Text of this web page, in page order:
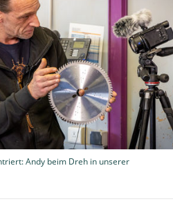
Andy beim Dreh in unserer